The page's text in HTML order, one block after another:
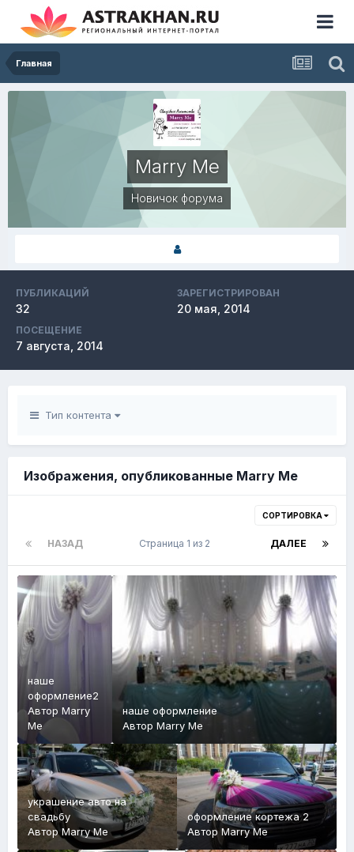
Главная
Marry Me
Новичок форума
ПУБЛИКАЦИЙ
32
ЗАРЕГИСТРИРОВАН
20 мая, 2014
ПОСЕЩЕНИЕ
7 августа, 2014
Тип контента
Изображения, опубликованные Marry Me
СОРТИРОВКА
НАЗАД ДАЛЕЕ
Страница 1 из 2
наше
оформление2
Автор Marry
Me
наше оформление
АвторMarry Me
украшение авто на
свадьбу
АвторMarry Me
оформление кортежа 2
АвторMarry Me